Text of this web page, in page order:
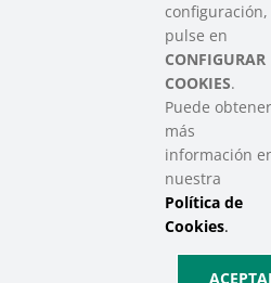
Colabora
SAREEN SAREA Euskadiko
Sector Social de
Política de Privacidad|
configuración,
pulse en
CONFIGURAR
COOKIES.
Puede obtener
más
información
nuestra
Política de
Cookies.